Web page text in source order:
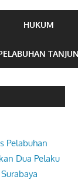
HUKUM
Pelabuhan
Dua Pelaku